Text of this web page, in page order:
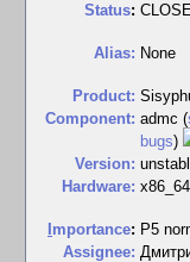
Status:
Alias: None
Product:
Component: admc (
bugs)
Version:
Hardware:
mportance: P5
Assignee: